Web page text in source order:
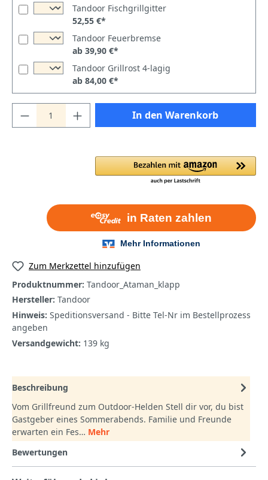
Tandoor Fischgrillgitter
52,55 €*
Tandoor Feuerbremse
ab 39,90 €*
Tandoor Grillrost 4-lagig
ab 84,00 €*
In den Warenkorb
Zum Merkzettel hinzufügen
Produktnummer: Tandoor_Ataman_klapp
Hersteller: Tandoor
Hinweis: Speditionsversand - Bitte Tel-Nr im Bestellprozess
angeben
Versandgewicht: 139 kg
Beschreibung
Vom Grillfreund zum Outdoor-Helden Stell dir vor, du bist
Gastgeber eines Sommerabends. Familie und Freunde
erwarten ein Fes… Mehr
Bewertungen